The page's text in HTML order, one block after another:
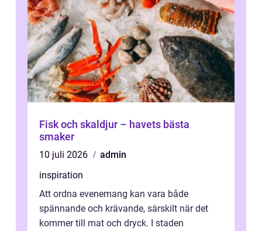
Fisk och skaldjur – havets bästa
smaker
10 juli 2026
admin
inspiration
Att ordna evenemang kan vara både
spännande och krävande, särskilt när det
kommer till mat och dryck. I staden